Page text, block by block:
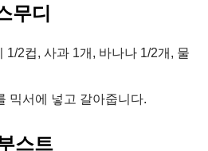
무디
1/2컵, 사과 1개, 바나나 1/2개, 물
믹서에 넣고 갈아줍니다.
스트